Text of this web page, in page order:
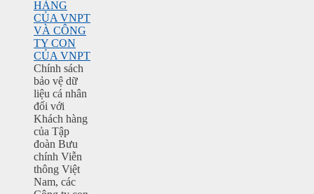
HÀNG
CỦA VNPT
VÀ CÔNG
TY CON
CỦA VNPT
Chính sách
bảo vệ dữ
liệu cá nhân
đối với
Khách hàng
của Tập
đoàn Bưu
chính Viễn
thông Việt
Nam, các